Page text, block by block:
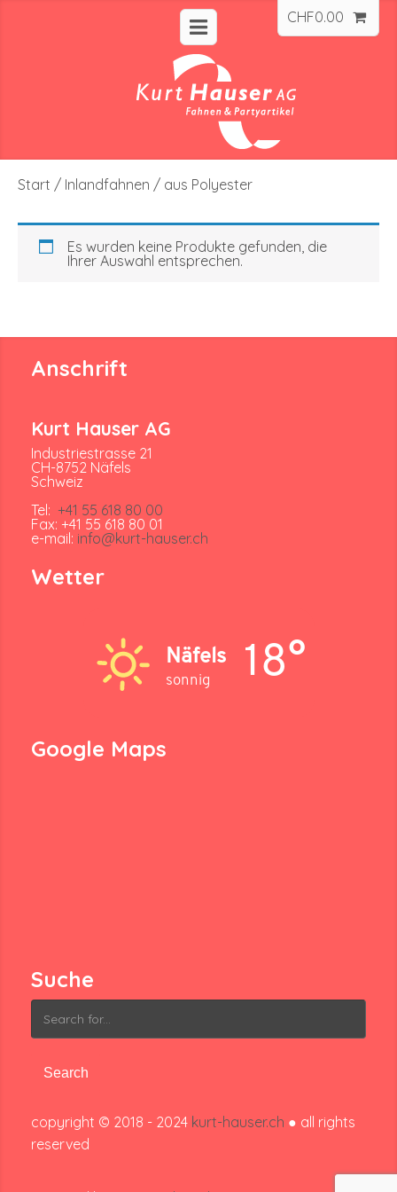
CHF0.00
Start / Inlandfahnen / aus Polyester
Es wurden keine Produkte gefunden, die
Ihrer Auswahl entsprechen.
Anschrift
Kurt Hauser AG
Industriestrasse 21
CH-8752 Näfels
Schweiz
Tel: +41 55 618 80 00
Fax: +41 55 618 80 01
e-mail: info@kurt-hauser.ch
Wetter
Näfels
sonnig 18°
Google Maps
Suche
Search
for:
copyright © 2018 - 2024 kurt-hauser.ch ● all rights
reserved